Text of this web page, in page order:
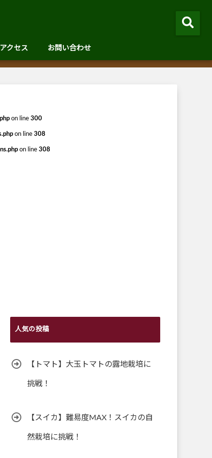
アクセス お問い合わせ
on line 300
on line 308
on line 308
人気の投稿
【トマト】大玉トマトの露地栽培に
挑戦！
【スイカ】難易度MAX！スイカの自
然栽培に挑戦！